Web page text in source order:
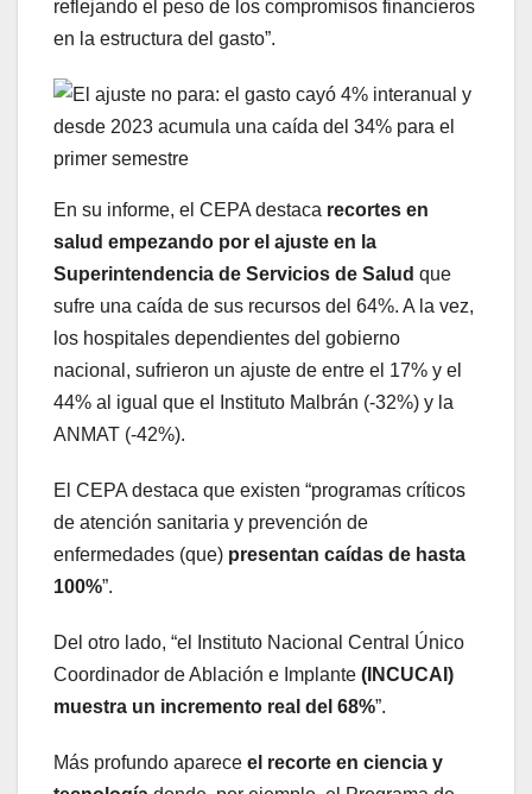
reflejando el peso de los compromisos financieros
en la estructura del gasto”.
En su informe, el CEPA destaca recortes en
salud empezando por el ajuste en la
Superintendencia de Servicios de Salud que
sufre una caída de sus recursos del 64%. A la vez,
los hospitales dependientes del gobierno
nacional, sufrieron un ajuste de entre el 17% y el
44% al igual que el Instituto Malbrán (-32%) y la
ANMAT (-42%).
El CEPA destaca que existen “programas críticos
de atención sanitaria y prevención de
enfermedades (que) presentan caídas de hasta
100%”.
Del otro lado, “el Instituto Nacional Central Único
Coordinador de Ablación e Implante (INCUCAI)
muestra un incremento real del 68%”.
Más profundo aparece el recorte en ciencia y